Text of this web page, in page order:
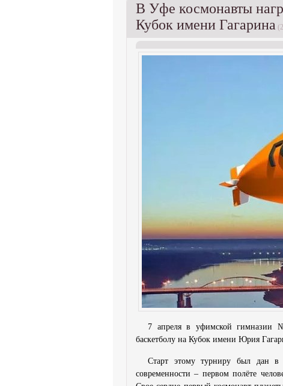
В Уфе космонавты
Кубок имени Гагарина
7 апреля в уфимской гимназии №
баскетболу на Кубок имени Юрия
Старт этому турниру был дан
современности – первом полёте